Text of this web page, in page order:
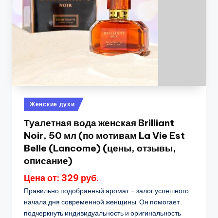
Опубликовано
в
Женские духи
Туалетная вода женская Brilliant
Noir, 50 мл (по мотивам La Vie Est
Belle (Lancome) (цены, отзывы,
описание)
Цена от: 329 руб.
Правильно подобранный аромат - залог успешного
начала дня современной женщины. Он помогает
подчеркнуть индивидуальность и оригинальность